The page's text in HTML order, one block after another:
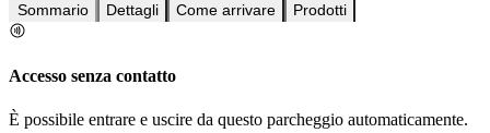
Sommario Dettagli Come arrivare Prodotti
Accesso senza contatto
È possibile entrare e uscire da questo parcheggio automaticamente.